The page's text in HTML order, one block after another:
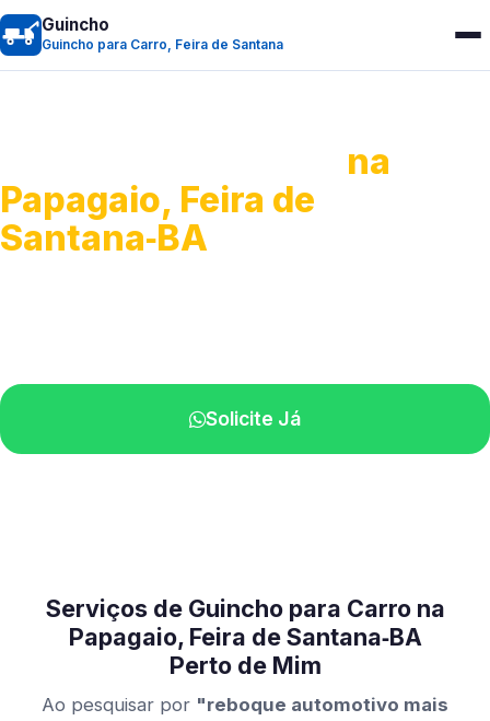
Guincho
Guincho para Carro, Feira de Santana
na
Papagaio, Feira de
Santana‑BA
Solicite Já
Serviços de Guincho para Carro na
Papagaio, Feira de Santana‑BA
Perto de Mim
Ao pesquisar por "reboque automotivo mais